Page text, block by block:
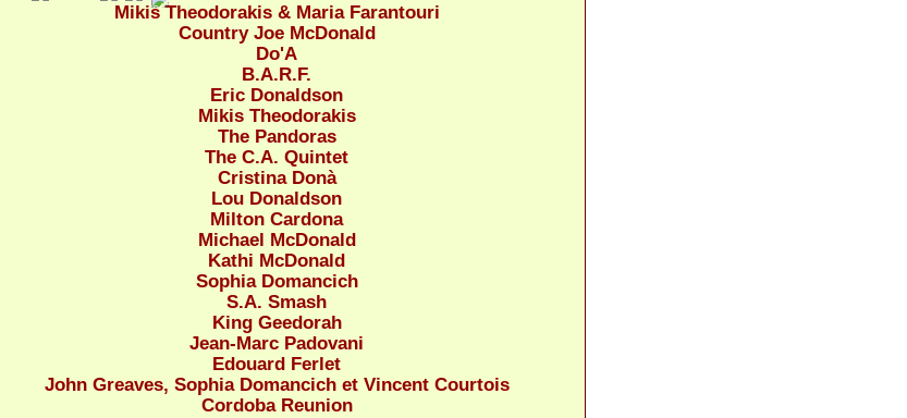
Culte/Collector
Mikis Theodorakis & Maria Farantouri
Country Joe McDonald
Do'A
B.A.R.F.
Eric Donaldson
Mikis Theodorakis
The Pandoras
The C.A. Quintet
Cristina Donà
Lou Donaldson
Milton Cardona
Michael McDonald
Kathi McDonald
Sophia Domancich
S.A. Smash
King Geedorah
Jean-Marc Padovani
Edouard Ferlet
John Greaves, Sophia Domancich et Vincent Courtois
Cordoba Reunion